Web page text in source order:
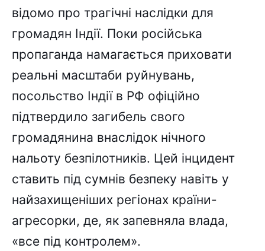
відомо про трагічні наслідки для
громадян Індії. Поки російська
пропаганда намагається приховати
реальні масштаби руйнувань,
посольство Індії в РФ офіційно
підтвердило загибель свого
громадянина внаслідок нічного
нальоту безпілотників. Цей інцидент
ставить під сумнів безпеку навіть у
найзахищеніших регіонах країни-
агресорки, де, як запевняла влада,
«все під контролем».